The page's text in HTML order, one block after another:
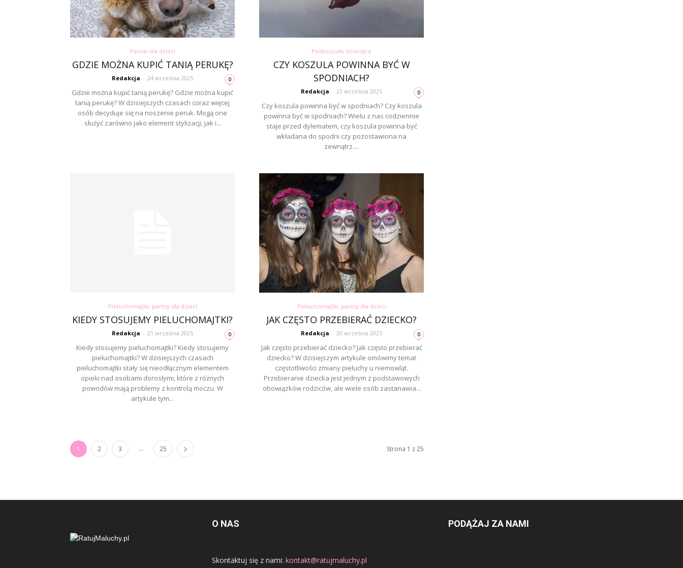
Peruki dla dzieci
GDZIE MOŻNA KUPIĆ TANIĄ PERUKĘ?
Redakcja - 24 września 2025 0
Gdzie można kupić tanią perukę? Gdzie można kupić
tanią perukę? W dzisiejszych czasach coraz więcej
osób decyduje się na noszenie peruk. Mogą one
służyć zarówno jako element stylizacji, jak i...
Podkoszulki dziecięce
CZY KOSZULA POWINNA BYĆ W
SPODNIACH?
Redakcja - 23 września 2025 0
Czy koszula powinna być w spodniach? Czy koszula
powinna być w spodniach? Wielu z nas codziennie
staje przed dylematem, czy koszula powinna być
wkładana do spodni czy pozostawiona na
zewnątrz....
Pieluchomajtki, pantsy dla dzieci
KIEDY STOSUJEMY PIELUCHOMAJTKI?
Redakcja - 21 września 2025 0
Kiedy stosujemy pieluchomajtki? Kiedy stosujemy
pieluchomajtki? W dzisiejszych czasach
pieluchomajtki stały się nieodłącznym elementem
opieki nad osobami dorosłymi, które z różnych
powodów mają problemy z kontrolą moczu. W
artykule tym...
Pieluchomajtki, pantsy dla dzieci
JAK CZĘSTO PRZEBIERAĆ DZIECKO?
Redakcja - 20 września 2025 0
Jak często przebierać dziecko? Jak często przebierać
dziecko? W dzisiejszym artykule omówimy temat
częstotliwości zmiany pieluchy u niemowląt.
Przebieranie dziecka jest jednym z podstawowych
obowiązków rodziców, ale wiele osób zastanawia...
1 2 3 ... 25 Strona 1 z 25
O NAS
Skontaktuj się z nami: kontakt@ratujmaluchy.pl
PODĄŻAJ ZA NAMI